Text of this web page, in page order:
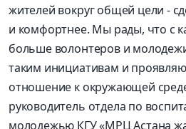
жителей вокруг общей цели -
и комфортнее. Мы рады, что с
больше волонтеров и
таким инициативам и
отношение к окружающей
руководитель отдела по
молодежью КГУ «МРЦ Астана